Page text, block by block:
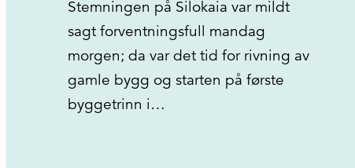
Stemningen på Silokaia var mildt
sagt forventningsfull mandag
morgen; da var det tid for rivning av
gamle bygg og starten på første
byggetrinn i…